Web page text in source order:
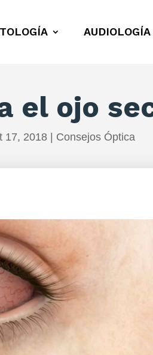
AUDIOLOGÍA
el ojo
17, 2018| Consejos Óptica